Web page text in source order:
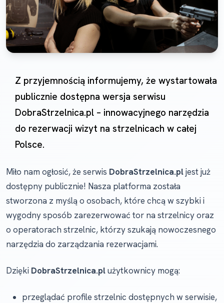
Z przyjemnością informujemy, że wystartowała
publicznie dostępna wersja serwisu
DobraStrzelnica.pl – innowacyjnego narzędzia
do rezerwacji wizyt na strzelnicach w całej
Polsce.
Miło nam ogłosić, że serwis DobraStrzelnica.pljest już
dostępny publicznie! Nasza platforma została
stworzona z myślą o osobach, które chcą w szybki i
wygodny sposób zarezerwować tor na strzelnicy oraz
o operatorach strzelnic, którzy szukają nowoczesnego
narzędzia do zarządzania rezerwacjami.
Dzięki DobraStrzelnica.plużytkownicy mogą:
przeglądać profile strzelnic dostępnych w serwisie,